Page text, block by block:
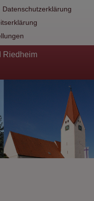
Datenschutzerklärung
Riedheim